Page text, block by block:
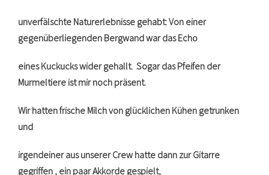
unverfälschte Naturerlebnisse gehabt: Von einer
gegenüberliegenden Bergwand war das Echo
eines Kuckucks wider gehallt. Sogar das Pfeifen der
Murmeltiere ist mir noch präsent.
Wir hatten frische Milch von glücklichen Kühen getrunken
und
irgendeiner aus unserer Crew hatte dann zur Gitarre
gegriffen , ein paar Akkorde gespielt,